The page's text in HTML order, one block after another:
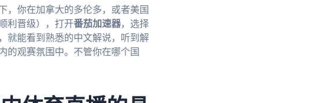
，你在加拿大的多伦多，或者美国
利晋级），打开番茄加速器，选择
就能看到熟悉的中文解说，听到解
的观赛氛围中。不管你在哪个国